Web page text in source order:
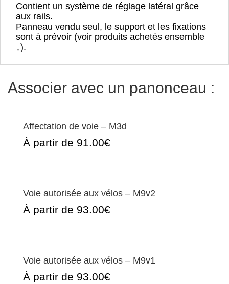
Contient un système de réglage latéral grâce
aux rails.
Panneau vendu seul, le support et les fixations
sont à prévoir (voir produits achetés ensemble
↓).
Associer avec un panonceau :
Affectation de voie – M3d
À partir de 91.00€
Voie autorisée aux vélos – M9v2
À partir de 93.00€
Voie autorisée aux vélos – M9v1
À partir de 93.00€